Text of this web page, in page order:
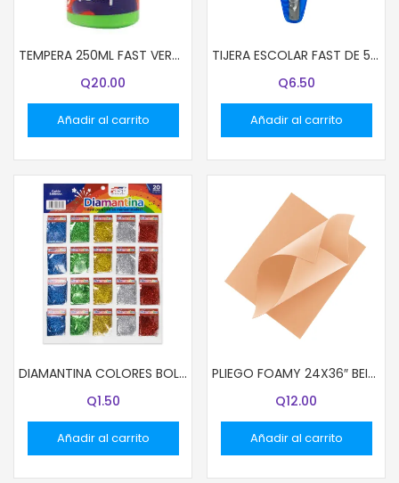
TEMPERA 250ML FAST VERDE LIMA
Q20.00
Añadir al carrito
TIJERA ESCOLAR FAST DE 5″ COLORFUL
Q6.50
Añadir al carrito
DIAMANTINA COLORES BOLSITAS 2.7G COL PLATEADO
Q1.50
Añadir al carrito
PLIEGO FOAMY 24X36″ BEIGE
Q12.00
Añadir al carrito